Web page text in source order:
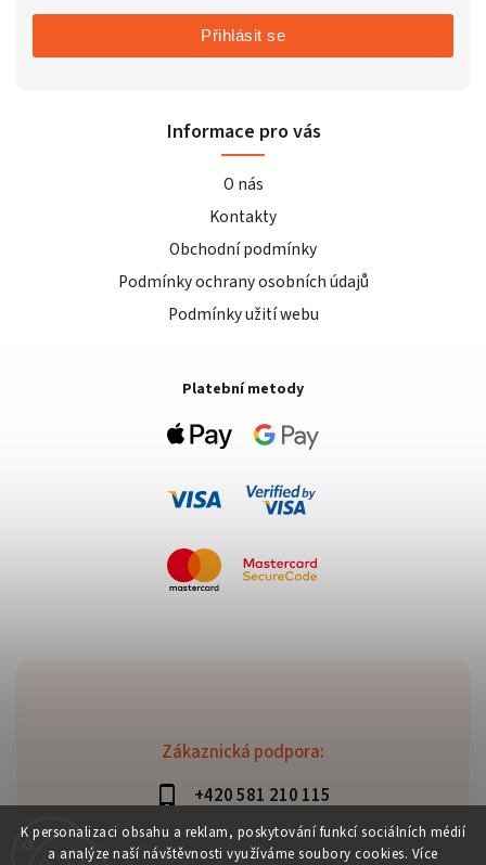
K personalizaci obsahu a reklam, poskytování funkcí sociálních médií
a analýze naší návštěvnosti využíváme soubory cookies. Více
Zákaznická podpora:
+420 581 210 115
info@davaztechnik.cz
Přihlásit se
Informace pro vás
O nás
Kontakty
Obchodní podmínky
Podmínky ochrany osobních údajů
Podmínky užití webu
Platební metody